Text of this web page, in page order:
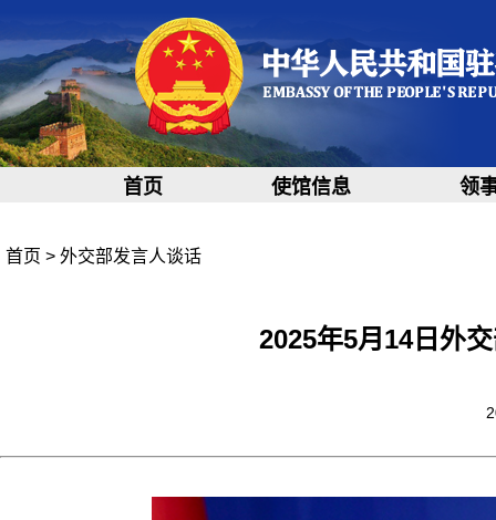
首页 使馆信息 领
首页 > 外交部发言人谈话
2025年5月14日外